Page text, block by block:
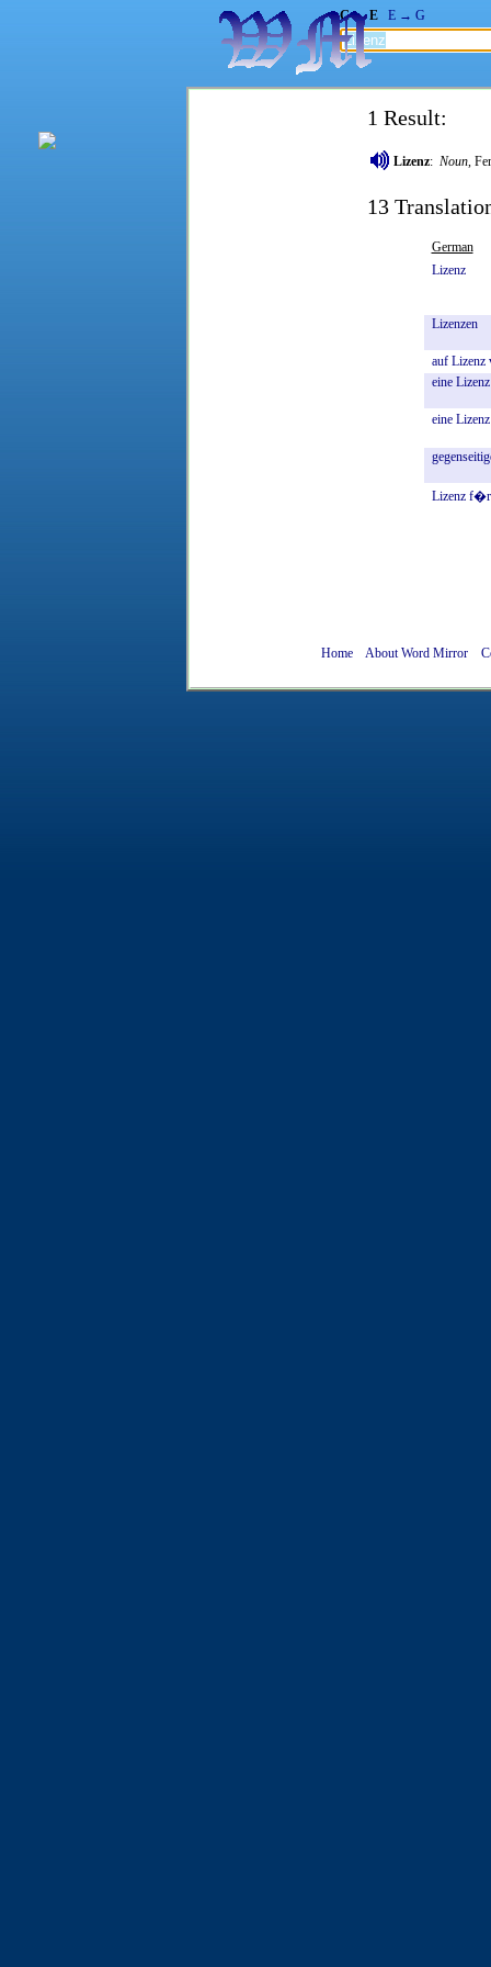
G → E E → G
1 Result:
Lizenz: Noun,
13
German
Lizenz
Lizenzen
auf Lizenz
eine Lizenz
eine Lizenz
Lizenz f�r
Home About Word Mirror